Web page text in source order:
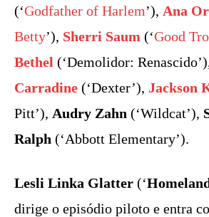
(‘Godfather of Harlem’), Ana
Betty’), Sherri Saum (‘Good
Bethel (‘Demolidor:
Carradine (‘Dexter’), Jackson
Pitt’), Audry Zahn (‘Wildcat’),
Ralph (‘Abbott Elementary’).
Lesli Linka Glatter (‘
dirige o episódio piloto e entra